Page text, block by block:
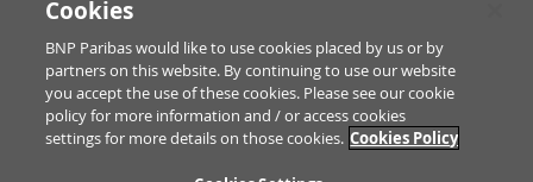
Newsletters
Glossar
RECHTLICHES
Nutzungsbedingungen/Rechtliche Hinweise
Prospekt & Anleger-Informationen
Cookies
BNP Paribas would like to use cookies placed by us or by
partners on this website. By continuing to use our website
you accept the use of these cookies. Please see our cookie
policy for more information and / or access cookies
settings for more details on those cookies. Cookies Policy